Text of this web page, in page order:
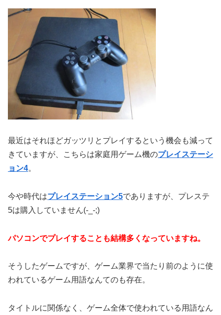
最近はそれほどガッツリとプレイするという機会も減って
きていますが、こちらは家庭用ゲーム機のプレイステーシ
ョン4。
今や時代はプレイステーション5でありますが、プレステ
5は購入していません(-_-;)
パソコンでプレイすることも結構多くなっていますね。
そうしたゲームですが、ゲーム業界で当たり前のように使
われているゲーム用語なんてのも存在。
タイトルに関係なく、ゲーム全体で使われている用語なん